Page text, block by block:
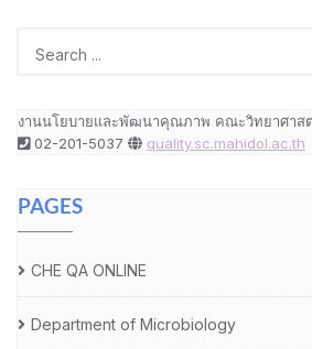
งานนโยบายและพัฒนาคุณภาพ คณะวิทยาศาส
02-201-5037
quality.sc.mahidol.ac.th
PAGES
CHE QA ONLINE
Department of Microbiology